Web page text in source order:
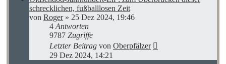
schrecklichen, fußballlosen Zeit
von Roger» 25 Dez 2024, 19:46
4 Antworten
9787 Zugriffe
Letzter Beitrag von Oberpfälzer
29 Dez 2024, 14:21